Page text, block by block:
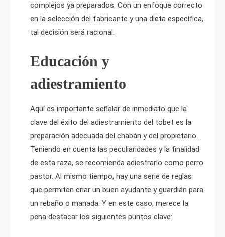
complejos ya preparados. Con un enfoque correcto
en la selección del fabricante y una dieta específica,
tal decisión será racional.
Educación y
adiestramiento
Aquí es importante señalar de inmediato que la
clave del éxito del adiestramiento del tobet es la
preparación adecuada del chabán y del propietario.
Teniendo en cuenta las peculiaridades y la finalidad
de esta raza, se recomienda adiestrarlo como perro
pastor. Al mismo tiempo, hay una serie de reglas
que permiten criar un buen ayudante y guardián para
un rebaño o manada. Y en este caso, merece la
pena destacar los siguientes puntos clave: